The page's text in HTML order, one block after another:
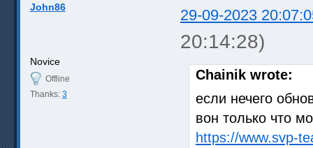
John86 29-09-2023
20:14:28)
Novice
Offline
Thanks: 3
Chainik wrote:
если нечего
вон только что
https://www.svp-